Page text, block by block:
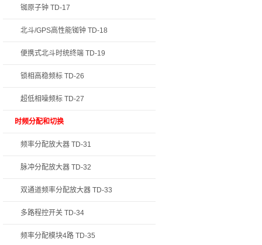
铷原子钟 TD-17
北斗/GPS高性能铷钟 TD-18
便携式北斗时统终端 TD-19
锁相高稳频标 TD-26
超低相噪频标 TD-27
时频分配和切换
频率分配放大器 TD-31
脉冲分配放大器 TD-32
双通道频率分配放大器 TD-33
多路程控开关 TD-34
频率分配模块4路 TD-35